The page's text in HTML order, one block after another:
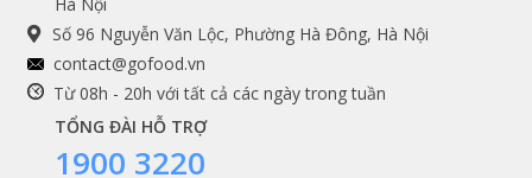
chuyên dùng cho món nướng. Những miếng thịt được
cắt thái vừa phải, chỉ cần ướp với sốt rồi đem nướng là
có thể thưởng thức ngay. Bạn có thể tham khảo hướng
dẫn chuẩn bị món dẻ sườn nướng của Gofood ngay.
Nguyên liệu:
Cam kết chất lượng
Tiktok
Shopee
Hà Nội
Số 96 Nguyễn Văn Lộc, Phường Hà Đông, Hà Nội
contact@gofood.vn
Từ 08h - 20h với tất cả các ngày trong tuần
TỔNG ĐÀI HỖ TRỢ
1900 3220